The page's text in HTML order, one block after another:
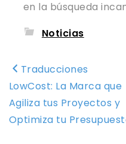
en la búsqueda
Noticias
Navegación
de
entradas
Traducciones
LowCost: La Marca que
Agiliza tus Proyectos y
Optimiza tu